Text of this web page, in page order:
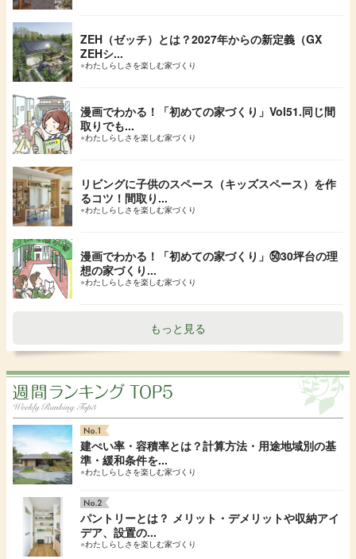
ZEH（ゼッチ）とは？2027年からの新定義（GX
ZEHシ...
●わたしらしさを楽しむ家づくり
漫画でわかる！「初めての家づくり」Vol51.同じ間
取りでも...
●わたしらしさを楽しむ家づくり
リビングに子供のスペース（キッズスペース）を作
るコツ！間取り...
●わたしらしさを楽しむ家づくり
漫画でわかる！「初めての家づくり」㊿30坪台の理
想の家づくり...
●わたしらしさを楽しむ家づくり
もっと見る
建ぺい率・容積率とは？計算方法・用途地域別の基
準・緩和条件を...
●わたしらしさを楽しむ家づくり
パントリーとは？ メリット・デメリットや収納アイ
デア、設置の...
●わたしらしさを楽しむ家づくり